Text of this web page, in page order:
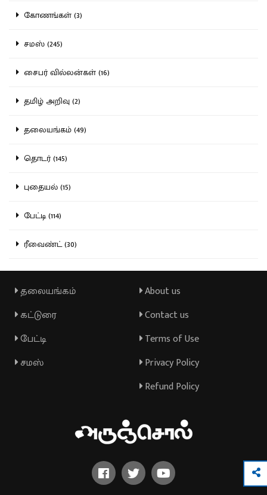
கோணங்கள் (3)
சமஸ் (245)
சைபர் வில்லன்கள் (16)
தமிழ் அறிவு (2)
தலையங்கம் (49)
தொடர் (145)
புதையல் (15)
பேட்டி (114)
ரீவைண்ட் (30)
தலையங்கம்
கட்டுரை
பேட்டி
சமஸ்
About us
Contact us
Terms of Use
Privacy Policy
Refund Policy